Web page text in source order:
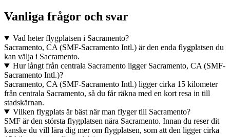
Vanliga frågor och svar
Vad heter flygplatsen i Sacramento?
Sacramento, CA (SMF-Sacramento Intl.) är den enda flygplatsen du
kan välja i Sacramento.
Hur långt från centrala Sacramento ligger Sacramento, CA (SMF-
Sacramento Intl.)?
Sacramento, CA (SMF-Sacramento Intl.) ligger cirka 15 kilometer
från centrala Sacramento, så du får räkna med en kort resa in till
stadskärnan.
Vilken flygplats är bäst när man flyger till Sacramento?
SMF är den största flygplatsen nära Sacramento. Innan du reser dit
kanske du vill lära dig mer om flygplatsen, som att den ligger cirka